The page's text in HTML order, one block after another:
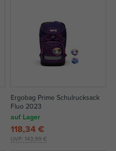
Ergobag Prime Schulrucksack
Fluo 2023
auf Lager
UVP: 143,99 €
118,34 €